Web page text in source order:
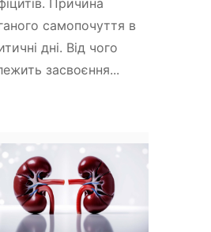
самопочуття в
дні. Від чого
засвоєння...